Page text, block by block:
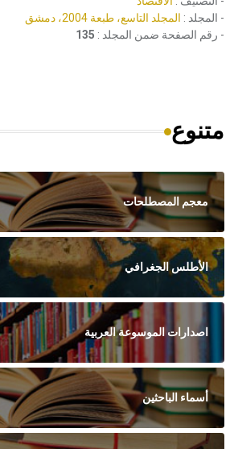
- المجلد : المجلد التاسع، طبعة 2004، دمشق
- رقم الصفحة ضمن المجلد : 135
متنوع
معجم المصطلحات
الأطلس الجغرافي
اصدارات الموسوعة العربية
أسماء الباحثين